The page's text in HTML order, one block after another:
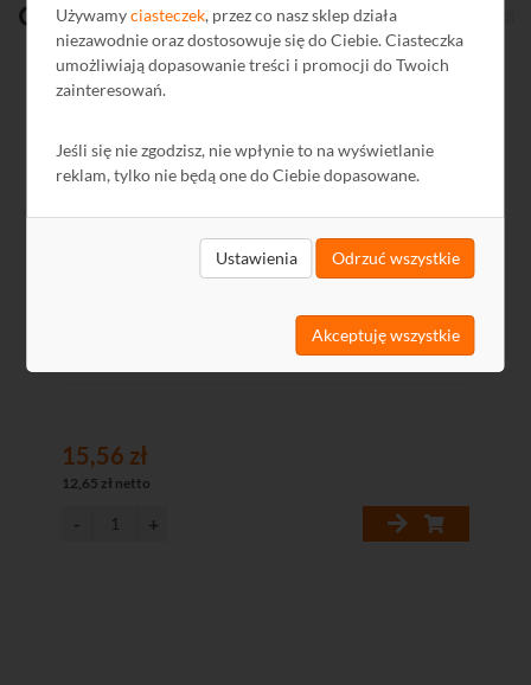
Używamyciasteczek, przez co nasz sklep działa
niezawodnie oraz dostosowuje się do Ciebie. Ciasteczka
umożliwiają dopasowanie treści i promocji do Twoich
zainteresowań.
Jeśli się nie zgodzisz, nie wpłynie to na wyświetlanie
reklam, tylko nie będą one do Ciebie dopasowane.
Ustawienia Odrzuć wszystkie
Akceptuję wszystkie
Ostatniooglądane
Kod: J21061
Patchcord UTP 10 m kat. 5e niebieski
15,56 zł
12,65 zł netto